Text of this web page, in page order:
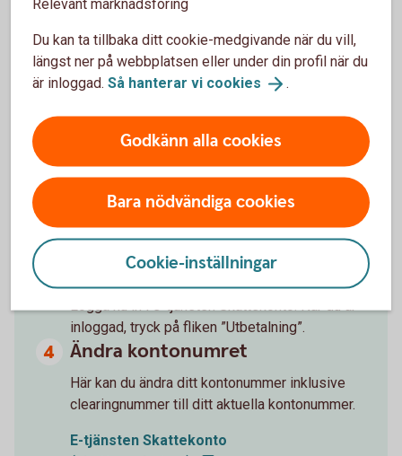
hos Skatteverket
Gå in på skatteverket.se
Ditt Skattekonto för in- och
utbetalningar
Välj ”Skattekonto – betala och få tillbaka” i
menyn och välj sedan ”Utbetalning från
skattekontot”. Till sist väljer du ”Anmäla konto”.
Logga in
inloggad, tryck på fliken ”Utbetalning”.
Ändra kontonumret
Här kan du ändra ditt kontonummer inklusive
clearingnummer till ditt aktuella kontonummer.
E-tjänsten Skattekonto
Relevant marknadsföring
Du kan ta tillbaka ditt cookie-medgivande när du vill,
längst ner på webbplatsen eller under din profil när du
är inloggad. Så hanterar vi cookies .
Godkänn alla cookies
Bara nödvändiga cookies
Cookie-inställningar